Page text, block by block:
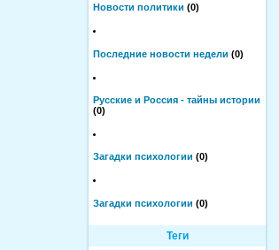
Новости политики (0)
Последние новости недели (0)
Русские и Россия - тайны истории
(0)
Загадки психологии (0)
Загадки психологии (0)
Теги